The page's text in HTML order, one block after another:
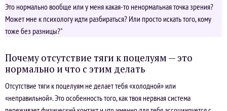
Это нормально вообще или у меня какая-то ненормальная точка зрения?
Может мне к психологу идти разбираться? Или просто искать того, кому
тоже без разницы?"
Почему отсутствие тяги к поцелуям — это
нормально и что с этим делать
Отсутствие тяги к поцелуям не делает тебя «холодной» или
«неправильной». Это особенность того, как твоя нервная система